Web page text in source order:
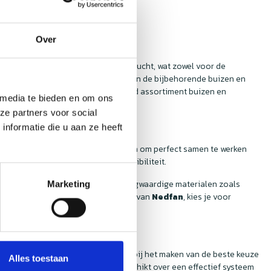
Over
te bieden en om ons
partners voor social
die u aan ze heeft
Marketing
Alles toestaan
om te zorgen voor een zuivere lucht, wat zowel voor de
waar de kwaliteit van de bijbehorende buizen en
Bij Nedfan
vind je een breed assortiment buizen en
en hulpstukken zijn ontworpen om perfect samen te werken
zonder zorgen over compatibiliteit.
zijn gemaakt van hoogwaardige materialen zoals
Als je kiest voor de producten van Nedfan, kies je voor
te adviseren en te ondersteunen bij het maken van de beste keuze
ervoor dat elke horecakeuken beschikt over een effectief systeem